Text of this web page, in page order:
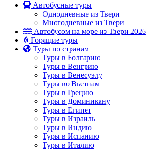
Автобусные туры
Однодневные из Твери
Многодневные из Твери
Автобусом на море из Твери 2026
Горящие туры
Туры по странам
Туры в Болгарию
Туры в Венгрию
Туры в Венесуэлу
Туры во Вьетнам
Туры в Грецию
Туры в Доминикану
Туры в Египет
Туры в Израиль
Туры в Индию
Туры в Испанию
Туры в Италию